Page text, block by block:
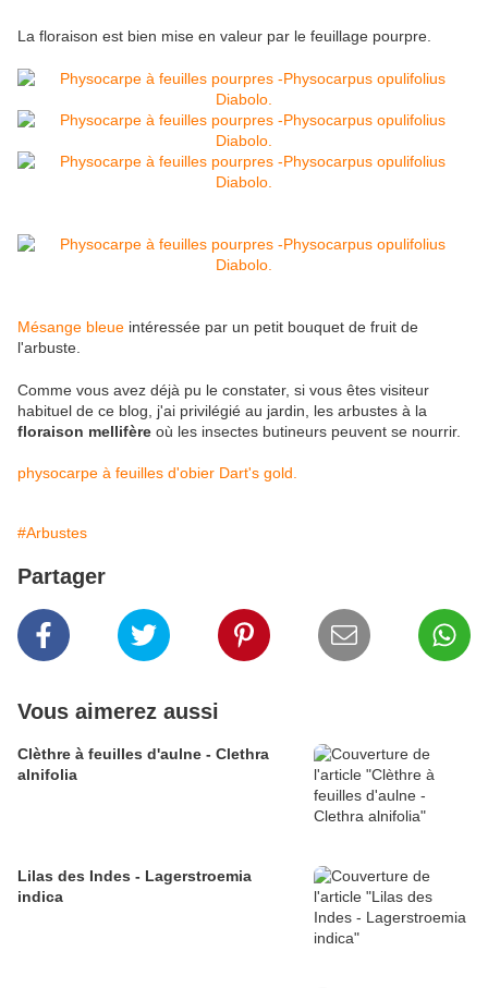
La floraison est bien mise en valeur par le feuillage pourpre.
Mésange bleue intéressée par un petit bouquet de fruit de
l'arbuste.
Comme vous avez déjà pu le constater, si vous êtes visiteur
habituel de ce blog, j'ai privilégié au jardin, les arbustes à la
floraison mellifère où les insectes butineurs peuvent se nourrir.
physocarpe à feuilles d'obier Dart's gold.
#Arbustes
Partager
Vous aimerez aussi
Clèthre à feuilles d'aulne - Clethra
alnifolia
Lilas des Indes - Lagerstroemia
indica